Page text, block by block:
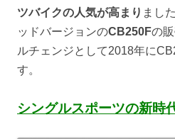
ツバイクの人気が高まり まし
ッドバージョンのCB250Fの
ルチェンジとして2018年に
す。
シングルスポーツの新時